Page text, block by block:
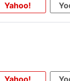
Yahoo!